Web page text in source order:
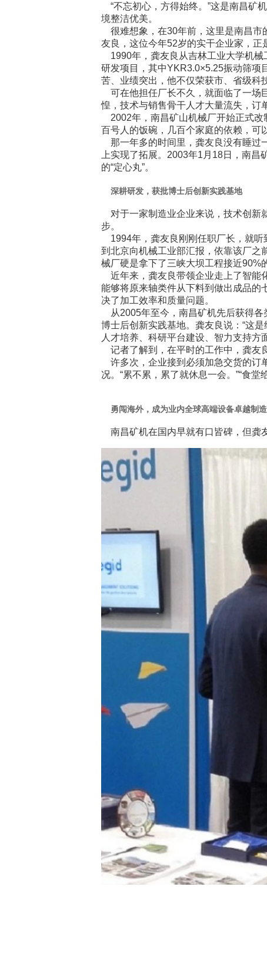
“不忘初心，方得始终。”这是南昌矿
境整洁优美。
很难想象，在30年前，这里是南昌市
友良，这位今年52岁的实干企业家，正
1990年，龚友良从吉林工业大学机
研发项目，其中YKR3.0×5.25振动筛项
苦、业绩突出，他不仅荣获市、省级科
可在他担任厂长不久，就面临了一场
惶，技术与销售骨干人才大量流失，订
2002年，南昌矿山机械厂开始正式改
百号人的饭碗，几百个家庭的依赖，可
那一年多的时间里，龚友良没有睡过
上实现了拓展。2003年1月18日，南
的“定心丸”。
深耕研发，获批博士后创新实践基地
对于一家制造业企业来说，技术创新
步。
1994年，龚友良刚刚任职厂长，就听
到北京向机械工业部汇报，依靠该厂之
械厂硬是拿下了三峡大坝工程接近90%
近年来，龚友良带领企业走上了智能
能够将原来轴类件从下料到做出成品的
决了加工效率和质量问题。
从2005年至今，南昌矿机先后获得各
博士后创新实践基地。龚友良说：“这
人才培养、科研平台建设、智力支持方
记者了解到，在平时的工作中，龚友
许多次，企业接到必须加急交货的订
况。“累不累，累了就休息一会。”“食
勇闯海外，成为业内全球高端设备卓越制
南昌矿机在国内早就有口皆碑，但龚